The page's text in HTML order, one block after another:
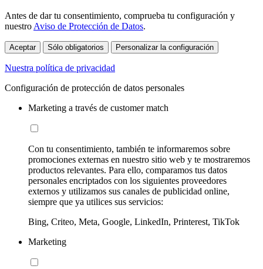
Antes de dar tu consentimiento, comprueba tu configuración y
nuestro Aviso de Protección de Datos.
Aceptar Sólo obligatorios Personalizar la configuración
Nuestra política de privacidad
Configuración de protección de datos personales
Marketing a través de customer match
Con tu consentimiento, también te informaremos sobre
promociones externas en nuestro sitio web y te mostraremos
productos relevantes. Para ello, comparamos tus datos
personales encriptados con los siguientes proveedores
externos y utilizamos sus canales de publicidad online,
siempre que ya utilices sus servicios:
Bing, Criteo, Meta, Google, LinkedIn, Printerest, TikTok
Marketing